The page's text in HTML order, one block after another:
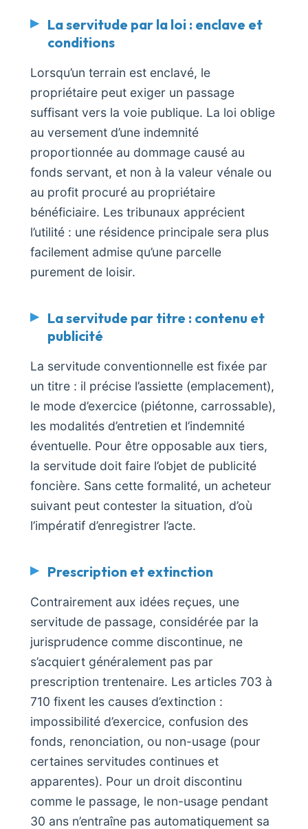
La servitude par la loi : enclave et
conditions
Lorsqu’un terrain est enclavé, le
propriétaire peut exiger un passage
suffisant vers la voie publique. La loi oblige
au versement d’une indemnité
proportionnée au dommage causé au
fonds servant, et non à la valeur vénale ou
au profit procuré au propriétaire
bénéficiaire. Les tribunaux apprécient
l’utilité : une résidence principale sera plus
facilement admise qu’une parcelle
purement de loisir.
La servitude par titre : contenu et
publicité
La servitude conventionnelle est fixée par
un titre : il précise l’assiette (emplacement),
le mode d’exercice (piétonne, carrossable),
les modalités d’entretien et l’indemnité
éventuelle. Pour être opposable aux tiers,
la servitude doit faire l’objet de publicité
foncière. Sans cette formalité, un acheteur
suivant peut contester la situation, d’où
l’impératif d’enregistrer l’acte.
Prescription et extinction
Contrairement aux idées reçues, une
servitude de passage, considérée par la
jurisprudence comme discontinue, ne
s’acquiert généralement pas par
prescription trentenaire. Les articles 703 à
710 fixent les causes d’extinction :
impossibilité d’exercice, confusion des
fonds, renonciation, ou non-usage (pour
certaines servitudes continues et
apparentes). Pour un droit discontinu
comme le passage, le non-usage pendant
30 ans n’entraîne pas automatiquement sa